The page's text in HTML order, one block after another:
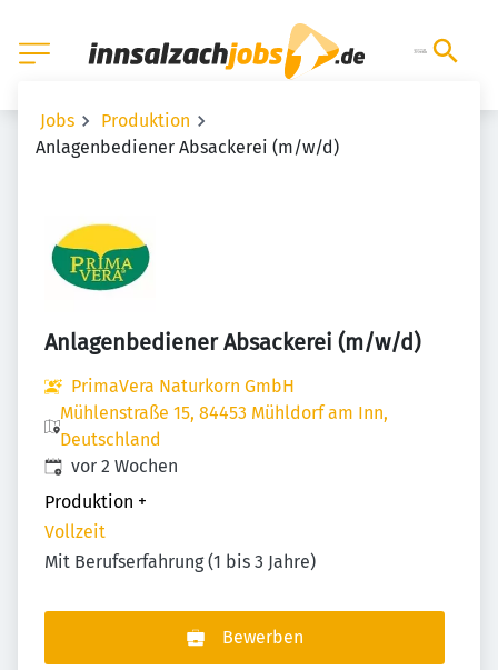
Jobs
Produktion
Anlagenbediener Absackerei (m/w/d)
Anlagenbediener Absackerei (m/w/d)
PrimaVera Naturkorn GmbH
Mühlenstraße 15, 84453 Mühldorf am Inn,
Deutschland
Veröffentlicht:
vor 2 Wochen
Produktion +
Vollzeit
Mit Berufserfahrung (1 bis 3 Jahre)
Bewerben